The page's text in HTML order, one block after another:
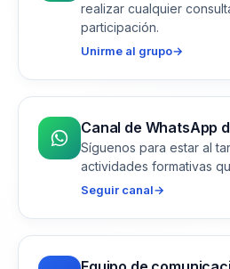
realizar cualquier
participación.
Unirme al grupo→
Canal de WhatsApp
Síguenos para estar al
actividades formativas
Seguir canal→